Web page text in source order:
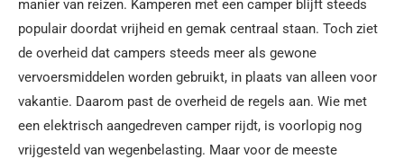
manier van reizen. Kamperen met een camper blijft steeds
populair doordat vrijheid en gemak centraal staan. Toch ziet
de overheid dat campers steeds meer als gewone
vervoersmiddelen worden gebruikt, in plaats van alleen voor
vakantie. Daarom past de overheid de regels aan. Wie met
een elektrisch aangedreven camper rijdt, is voorlopig nog
vrijgesteld van wegenbelasting. Maar voor de meeste